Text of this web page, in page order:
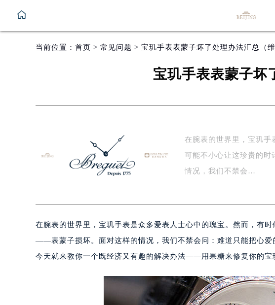
当前位置： 首页 > 常见问题 > 宝玑手表表蒙子坏了处理办法汇总（
宝玑手表表蒙子坏
在腕表的世界里，宝玑手
可能不小心让这珍贵的
情况，我们不禁会…
在腕表的世界里，宝玑手表是众多爱表人士心中的瑰宝。然而，有
——表蒙子损坏。面对这样的情况，我们不禁会问：难道只能把心爱
今天就来教你一个既经济又有趣的解决办法——用果糖来修复你的宝